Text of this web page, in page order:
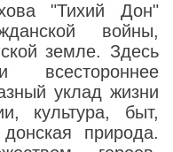
"Тихий Дон"
войны,
земле. Здесь
уклад жизни
культура, быт,
природа.